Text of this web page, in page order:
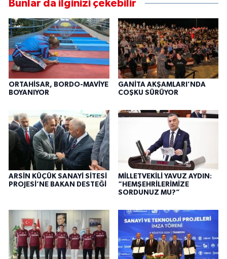
Bunlar da ilginizi çekebilir
ORTAHİSAR, BORDO-MAVİYE
BOYANIYOR
GANİTA AKŞAMLARI’NDA
COŞKU SÜRÜYOR
ARSİN KÜÇÜK SANAYİ SİTESİ
PROJESİ’NE BAKAN DESTEĞİ
MİLLETVEKİLİ YAVUZ AYDIN:
“HEMŞEHRİLERİMİZE
SORDUNUZ MU?”